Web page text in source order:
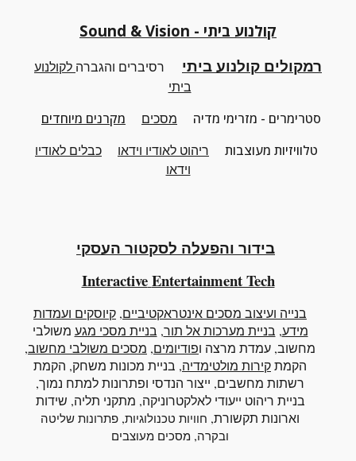
קולנוע ביתי - Sound & Vision
רמקולים קולנוע ביתי רסיברים והגברה לקולנוע
ביתי
סטרימרים - מזרימי מדיה מסכים
מקרנים מיוחדים
טלוויזיות מעוצבות
ריהוט לאודיו וידאו
כבלים לאודיו
וידאו
בידור והפעלה לסקטור העסקי
Interactive Entertainment Tech
בנייה ועיצוב מסכים אינטראקטיביים, קיוסקים ועמדות
מידע, בניית מערכות אל תור, בניית מסכי מגע משולבי
מחשוב, עמדת מרצה ופודיומים, מסכים משולבי מחשוב,
הקמתקירות מולטימדיה, בניית מכונות משחק, הקמת
רשתות מחשבים, ייצור הנדסי ופתרונות למתח נמוך,
בניית ריהוט ייעודי לאלקטרוניקה, מתקני תליה, שידות
וארונות תקשורת, חוויות טכנולוגיות, פתרונות שליטה
ובקרה, מסכים מעוצבים